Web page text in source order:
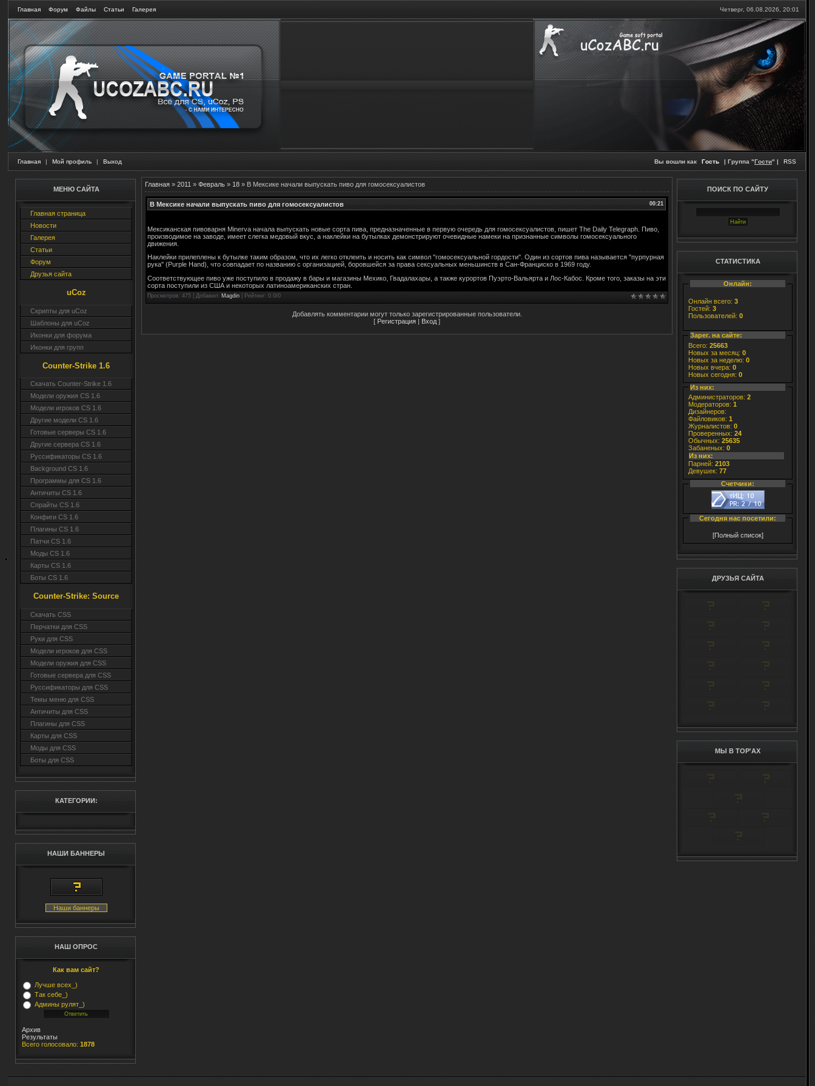
Главная Форум Файлы Статьи Галерея Четверг, 06.08.2026, 20:01
Главная | Мой профиль | Выход Вы вошли как Гость | Группа "Гости" | RSS
МЕНЮ САЙТА
Главная страница
Новости
Галерея
Статьи
Форум
Друзья сайта
uCoz
Скрипты для uCoz
Шаблоны для uCoz
Иконки для форума
Иконки для групп
Counter-Strike 1.6
Скачать Counter-Strike 1.6
Модели оружия CS 1.6
Модели игроков CS 1.6
Другие модели CS 1.6
Готовые серверы CS 1.6
Другие сервера CS 1.6
Руссификаторы CS 1.6
Background CS 1.6
Программы для CS 1.6
Античиты CS 1.6
Спрайты CS 1.6
Конфиги CS 1.6
Плагины CS 1.6
Патчи CS 1.6
Моды CS 1.6
Карты CS 1.6
Боты CS 1.6
Counter-Strike: Source
Cкачать CSS
Перчатки для CSS
Руки для CSS
Модели игроков для CSS
Модели оружия для CSS
Готовые сервера для CSS
Руссификаторы для CSS
Темы меню для CSS
Античиты для CSS
Плагины для CSS
Карты для CSS
Моды для CSS
Боты для CSS
КАТЕГОРИИ:
НАШИ БАННЕРЫ
Наши баннеры
НАШ ОПРОС
Как вам сайт?
Лучше всех_)
Так себе_)
Админы рулят_)
Архив
Результаты
Всего голосовало: 1878
Главная » 2011 » Февраль » 18 » В Мексике начали выпускать пиво для гомосексуалистов
00:21
В Мексике начали выпускать пиво для гомосексуалистов
Мексиканская пивоварня Minerva начала выпускать новые сорта пива, предназначенные в первую очередь для гомосексуалистов, пишет The Daily Telegraph. Пиво,
производимое на заводе, имеет слегка медовый вкус, а наклейки на бутылках демонстрируют очевидные намеки на признанные символы гомосексуального
движения.
Наклейки прилеплены к бутылке таким образом, что их легко отклеить и носить как символ "гомосексуальной гордости". Один из сортов пива называется "пурпурная
рука" (Purple Hand), что совпадает по названию с организацией, боровшейся за права сексуальных меньшинств в Сан-Франциско в 1969 году.
Соответствующее пиво уже поступило в продажу в бары и магазины Мехико, Гвадалахары, а также курортов Пуэрто-Вальярта и Лос-Кабос. Кроме того, заказы на эти
сорта поступили из США и некоторых латиноамериканских стран.
Просмотров: 475 | Добавил: Magdin Рейтинг: 0.0/0
Добавлять комментарии могут только зарегистрированные пользователи.
[ Регистрация | Вход ]
ПОИСК ПО САЙТУ
СТАТИСТИКА
Онлайн:
Онлайн всего: 3
Гостей: 3
Пользователей: 0
Зарег. на сайте:
Всего: 25663
Новых за месяц: 0
Новых за неделю: 0
Новых вчера: 0
Новых сегодня: 0
Из них:
Администраторов: 2
Модераторов: 1
Дизайнеров:
Файловиков: 1
Журналистов: 0
Проверенных: 24
Обычных: 25635
Забаненых: 0
Из них:
Парней: 2103
Девушек: 77
Счетчики:
Сегодня нас посетили:
[Полный список]
ДРУЗЬЯ САЙТА
МЫ В TOP'AX